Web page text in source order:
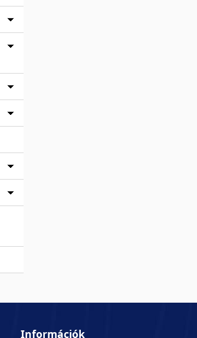
Információk